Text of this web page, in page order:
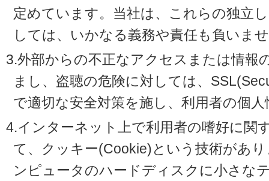
定めています。当社は、これらの独立
しては、いかなる義務や責任も負いま
3.外部からの不正なアクセスまたは情報
まし、盗聴の危険に対しては、
で適切な安全対策を施し、利用者の個
4.インターネット上で利用者の嗜好に関
て、クッキー(Cookie)という技術があ
ンピュータのハードディスクに小さな